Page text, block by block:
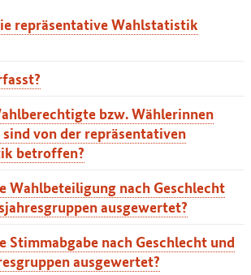
repräsentative Wahlstatistik
und Ergebniszusammenstellung der
Wahlstatistik sind die Statistischen
das Statistische Bundesamt zuständig.
erfolgt für die Feststellung
und ungültigen Stimmen durch die
Landesämter sowie bei Gemeinden mit
durch die Gemeinden selbst.
der Daten werden die Wählerverzeichnisse
amtlichen Stimmzettel aus den
Damit sind die Ergebnisse der
Wahlstatistik genauer als zum Beispiel die
der Wahlforschungsinstitute.
derWahlbeteiligungwerden
erhoben:
bzw. Wählerinnen
von der repräsentativen
betroffen?
Wahlstatistik ist eine
Aus allen, bundesweit etwa 86.000,
werden höchstens 5 % für
ausgewählt. Die Auswahl der
nach mathematisch-technischen
Wahlbeteiligung nach Geschlecht
ausgewertet?
nach Geschlecht und
wird mit Hilfe der
Stimmabgabe nach Geschlecht und
ausgewertet?